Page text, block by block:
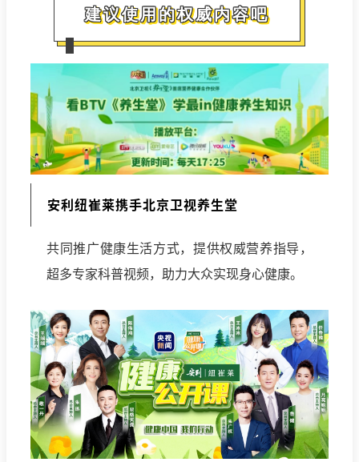
建议使用的权威内容吧
安利纽崔莱携手北京卫视养生堂
共同推广健康生活方式，提供权威营养指导，
超多专家科普视频，助力大众实现身心健康。